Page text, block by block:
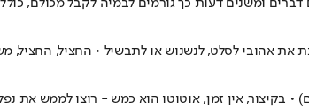
ומשנים דעות כך גורמים לבמיה לקבל מכולם,
אהובי לסלט, לנשנוש או לתבשיל • החציל, החציל,
בקיצור, אין זמן, אוטוטו הוא כמש - רוצו לממש את